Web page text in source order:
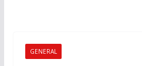
GENERAL